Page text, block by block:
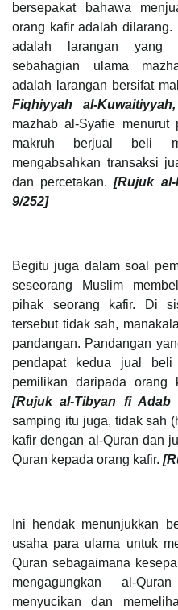
bersepakat bahawa
orang kafir adalah
adalah larangan yang
sebahagian ulama
adalah larangan bersifat
Fiqhiyyah al-
mazhab al-Syafie
makruh berjual beli
mengabsahkan transaksi
dan percetakan.[Rujuk al-
9/252]
Begitu juga dalam soal
seseorang Muslim
pihak seorang kafir. Di
tersebut tidak sah,
pandangan. Pandangan
pendapat kedua jual
pemilikan daripada
[Rujuk al-Tibyan fi Adab
samping itu juga, tidak sah
kafir dengan al-Quran dan
Quran kepada orang kafir.
Ini hendak menunjukkan
usaha para ulama untuk
Quran sebagaimana
mengagungkan al-
menyucikan dan